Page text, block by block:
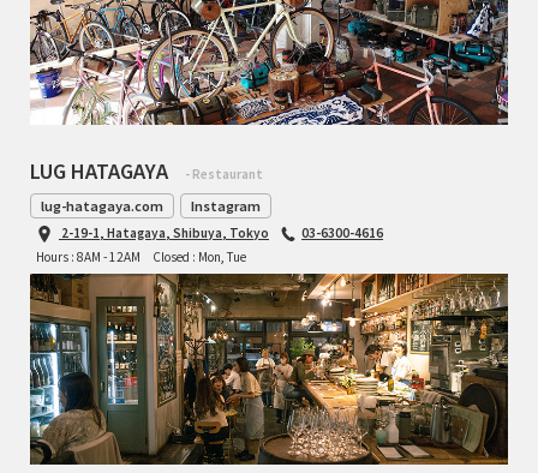
LUG HATAGAYA - Restaurant
lug-hatagaya.com Instagram
2-19-1, Hatagaya, Shibuya, Tokyo
03-6300-4616
Hours : 8AM - 12AM
Closed : Mon, Tue